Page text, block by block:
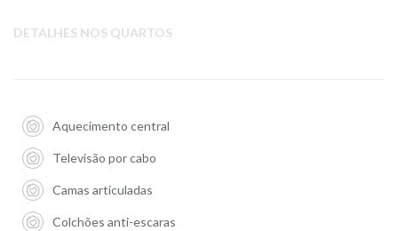
DETALHES NOS QUARTOS
Aquecimento central
Televisão por cabo
Camas articuladas
Colchões anti-escaras